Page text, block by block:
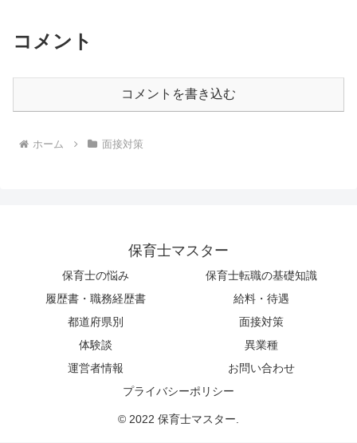
コメント
コメントを書き込む
ホーム 面接対策
保育士マスター
保育士の悩み
保育士転職の基礎知識
履歴書・職務経歴書
給料・待遇
都道府県別
面接対策
体験談
異業種
運営者情報
お問い合わせ
プライバシーポリシー
© 2022 保育士マスター.